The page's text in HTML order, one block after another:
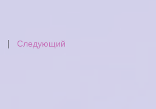
| Следующий